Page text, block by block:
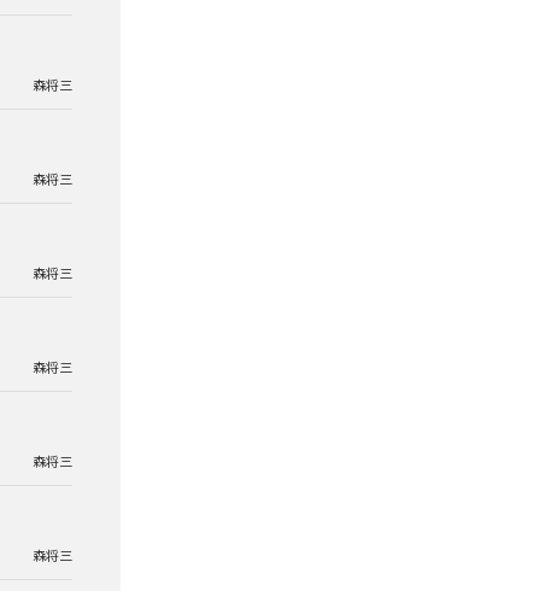
森将三
森将三
森将三
森将三
森将三
森将三